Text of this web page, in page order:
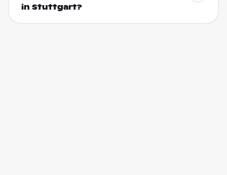
in Stuttgart?